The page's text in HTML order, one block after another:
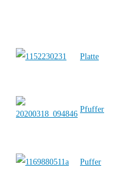
Platte
Pfuffer
Puffer